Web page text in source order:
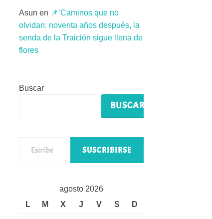
Asun en 📌’Caminos que no
olvidan: noventa años después, la
senda de la Traición sigue llena de
flores
Buscar
BUSCAR
SUSCRIBIRSE
agosto 2026
L
M X J V S D